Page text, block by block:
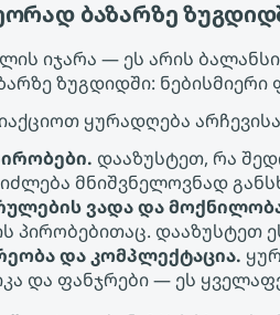
ბაზარზე
იჯარა — ეს არის
ზუგდიდში:
ყურადღება
დააზუსტეთ, რა
მნიშვნელოვნად
ვადა და
პირობებითაც. დააზუსტეთ
და კომპლექტაცია.
და ფანჯრები — ეს